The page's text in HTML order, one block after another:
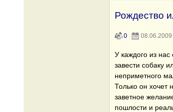
Рождество
0 08.06.2009
У каждого из
завести собаку
неприметного
Только он хочет
заветное
пошлости и